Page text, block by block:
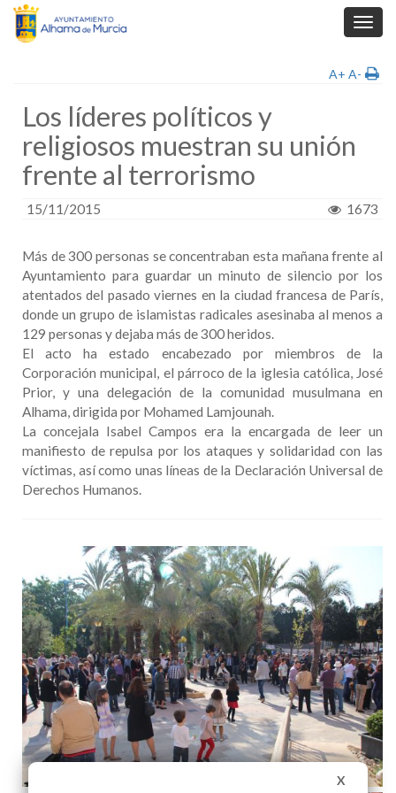
A+ A-
Los líderes políticos y
religiosos muestran su unión
frente al terrorismo
15/11/2015 1673
Más de 300 personas se concentraban esta mañana frente al
Ayuntamiento para guardar un minuto de silencio por los
atentados del pasado viernes en la ciudad francesa de París,
donde un grupo de islamistas radicales asesinaba al menos a
129 personas y dejaba más de 300 heridos.
El acto ha estado encabezado por miembros de la
Corporación municipal, el párroco de la iglesia católica, José
Prior, y una delegación de la comunidad musulmana en
Alhama, dirigida por Mohamed Lamjounah.
La concejala Isabel Campos era la encargada de leer un
manifiesto de repulsa por los ataques y solidaridad con las
víctimas, así como unas líneas de la Declaración Universal de
Derechos Humanos.
X